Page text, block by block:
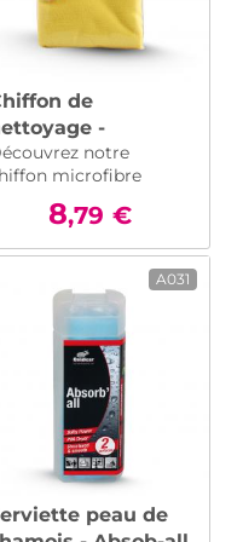
de
-
50x70cm
notre
microfibre
professionnelle 50x70
cm : idéal pour un
en
profondeur de votre
véhicule. Efficace et
résistant, il élimine
toutes les saletés avec
8,79 €
A031
peau de